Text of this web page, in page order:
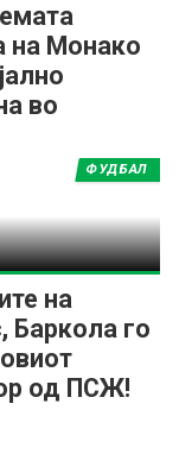
на Монако
во
на
Баркола го
од ПСЖ!
ФУДБАЛ